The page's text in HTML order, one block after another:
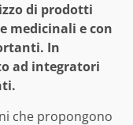
di prodotti
medicinali e con
In
ad integratori
che propongono